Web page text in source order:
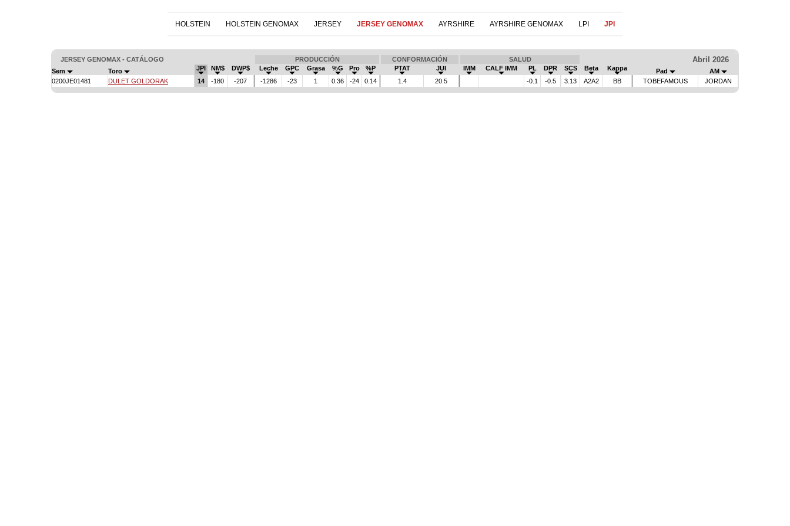
HOLSTEIN HOLSTEIN GENOMAX JERSEY JERSEY GENOMAX AYRSHIRE AYRSHIRE GENOMAX LPI JPI
JERSEY GENOMAX - CATÁLOGO PRODUCCIÓN CONFORMACIÓN SALUD Abril 2026
Sem Toro JPI NM$ DWP$ Leche GPC Grasa %G Pro %P PTAT JUI IMM CALF IMM PL DPR SCS Beta Kappa Pad
AM
0200JE01481
DULET GOLDORAK 14 -180 -207 -1286 -23 1 0.36 -24 0.14 1.4 20.5 -0.1 -0.5 3.13 A2A2 BB TOBEFAMOUS JORDAN